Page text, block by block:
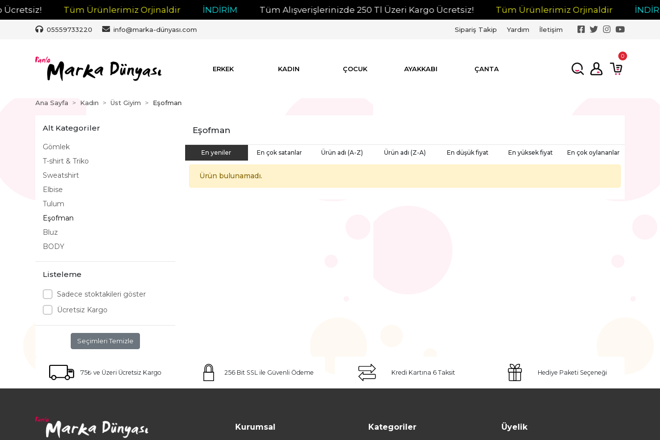
Tüm Ürünlerimiz Orjinaldir İNDİRİM Tüm Alışverişlerinizde 250 Tl Üzeri Kargo Ücretsiz! Tüm Ürünlerimiz Orjinaldir İNDİRİM
05559733220 info@marka-dünyası.com Sipariş Takip Yardım İletişim
ERKEK KADIN ÇOCUK AYAKKABI ÇANTA
0
Ana Sayfa Kadın Üst Giyim Eşofman
Alt Kategoriler
Gömlek
T-shirt & Triko
Sweatshirt
Elbise
Tulum
Eşofman
Bluz
BODY
Listeleme
Sadece stoktakileri göster
Ücretsiz Kargo
Seçimleri Temizle
Eşofman
En yeniler En çok satanlar Ürün adı (A-Z) Ürün adı (Z-A) En düşük fiyat En yüksek fiyat En çok oylananlar
Ürün bulunamadı.
75₺ ve Üzeri Ücretsiz Kargo 256 Bit SSL ile Güvenli Ödeme Kredi Kartına 6 Taksit Hediye Paketi Seçeneği
Kurumsal Kategoriler Üyelik